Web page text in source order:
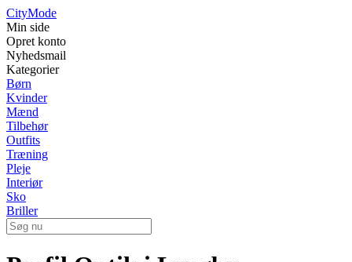
CityMode
Min side
Opret konto
Nyhedsmail
Kategorier
Børn
Kvinder
Mænd
Tilbehør
Outfits
Træning
Pleje
Interiør
Sko
Briller